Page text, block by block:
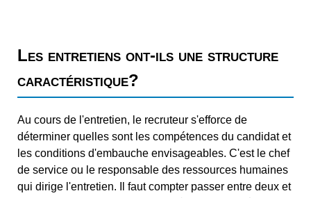
Les entretiens ont-ils une structure
caractéristique?
Au cours de l'entretien, le recruteur s'efforce de
déterminer quelles sont les compétences du candidat et
les conditions d'embauche envisageables. C'est le chef
de service ou le responsable des ressources humaines
qui dirige l'entretien. Il faut compter passer entre deux et